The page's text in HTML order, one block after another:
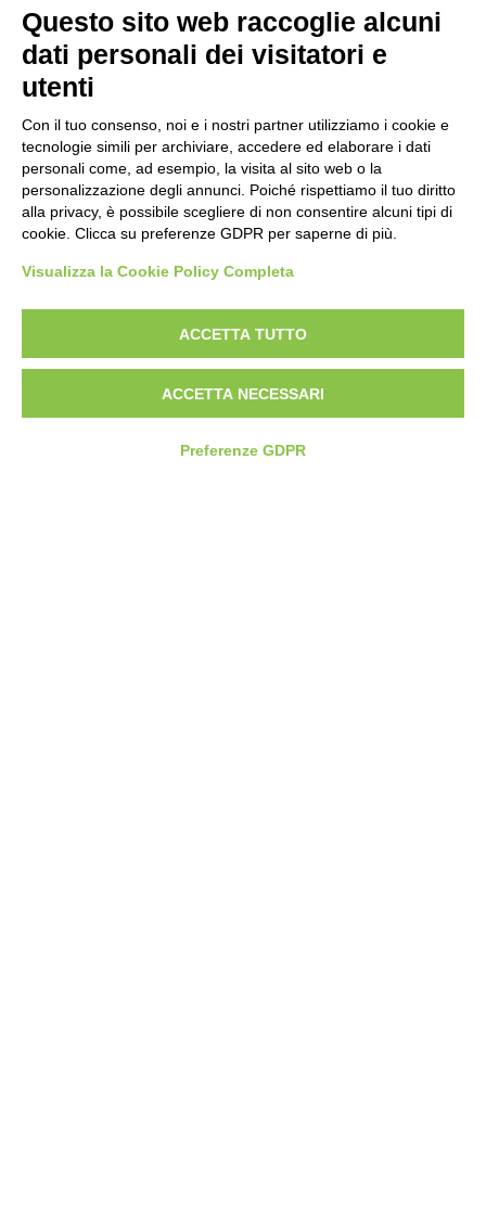
Intervista Petra Zublasing Campionati Italiani
Seniores, Master e Para 2021
Intervista Riccardo Mazzetti Campionati Italiani
Questo sito web raccoglie alcuni
dati personali dei visitatori e
utenti
Con il tuo consenso, noi e i nostri partner utilizziamo i cookie e
tecnologie simili per archiviare, accedere ed elaborare i dati
personali come, ad esempio, la visita al sito web o la
personalizzazione degli annunci. Poiché rispettiamo il tuo diritto
alla privacy, è possibile scegliere di non consentire alcuni tipi di
cookie. Clicca su preferenze GDPR per saperne di più.
Visualizza la Cookie Policy Completa
ACCETTA TUTTO
ACCETTA NECESSARI
Preferenze GDPR